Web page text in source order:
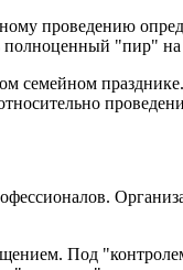
проведению
"пир"
семейном
Под